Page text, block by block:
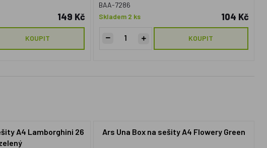
149 Kč
KOUPIT
BAA-7286
Skladem 2 ks
104 Kč
KOUPIT
A4 Lamborghini 26
Ars Una Box na sešity A4 Flowery Green